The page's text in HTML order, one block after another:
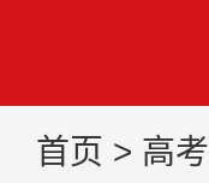
首页 > 高考